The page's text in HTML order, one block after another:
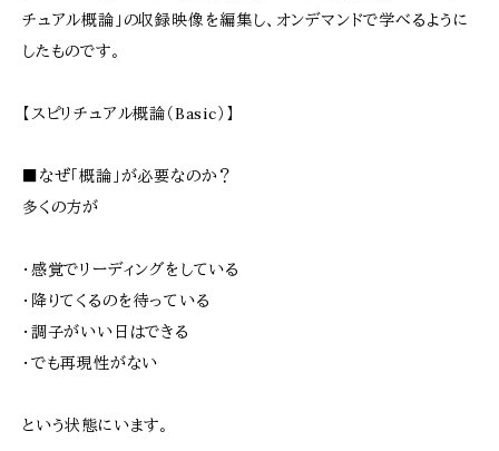
チュアル概論」の収録映像を編集し、オンデマンドで学べるように
したものです。
【スピリチュアル概論（Basic）】
■なぜ「概論」が必要なのか？
多くの方が
・感覚でリーディングをしている
・降りてくるのを待っている
・調子がいい日はできる
・でも再現性がない
という状態にいます。